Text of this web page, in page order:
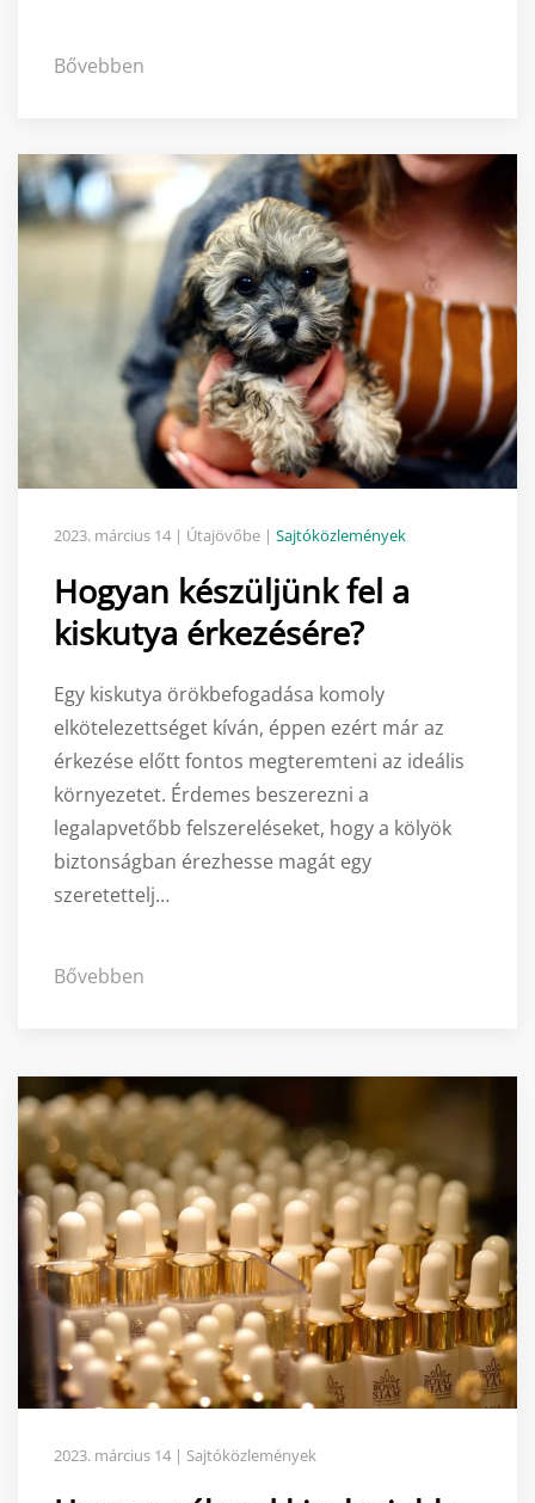
Bővebben
2023. március 14 | Útajövőbe | Sajtóközlemények
Hogyan készüljünk fel a
kiskutya érkezésére?
Egy kiskutya örökbefogadása komoly
elkötelezettséget kíván, éppen ezért már az
érkezése előtt fontos megteremteni az ideális
környezetet. Érdemes beszerezni a
legalapvetőbb felszereléseket, hogy a kölyök
biztonságban érezhesse magát egy
szeretettelj…
Bővebben
2023. március 14 | Sajtóközlemények